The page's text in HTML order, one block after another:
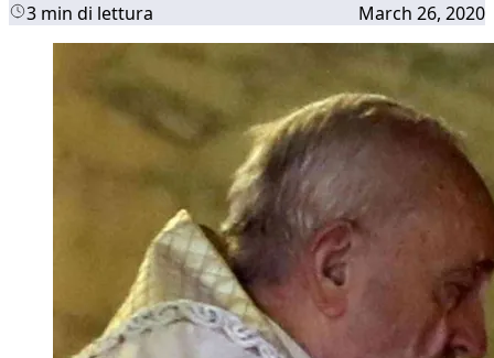
3 min di lettura March 26, 2020